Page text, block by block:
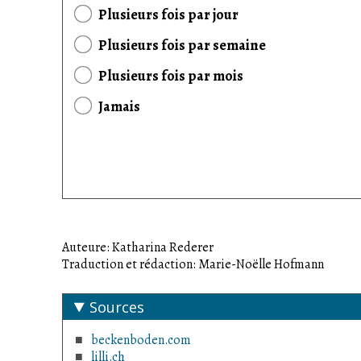
Plusieurs fois par jour
Plusieurs fois par semaine
Plusieurs fois par mois
Jamais
Auteure: Katharina Rederer
Traduction et rédaction: Marie-Noëlle Hofmann
Sources
beckenboden.com
lilli.ch